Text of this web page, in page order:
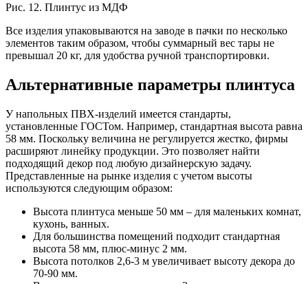
Рис. 12. Плинтус из МДФ
Все изделия упаковываются на заводе в пачки по несколько
элементов таким образом, чтобы суммарный вес тары не
превышал 20 кг, для удобства ручной транспортировки.
Альтернативные параметры плинтуса
У напольных ПВХ-изделий имеется стандарты,
установленные ГОСТом. Например, стандартная высота равна
58 мм. Поскольку величина не регулируется жестко, фирмы
расширяют линейку продукции. Это позволяет найти
подходящий декор под любую дизайнерскую задачу.
Представленные на рынке изделия с учетом высоты
используются следующим образом:
Высота плинтуса меньше 50 мм – для маленьких комнат,
кухонь, ванных.
Для большинства помещений подходит стандартная
высота 58 мм, плюс-минус 2 мм.
Высота потолков 2,6-3 м увеличивает высоту декора до
70-90 мм.